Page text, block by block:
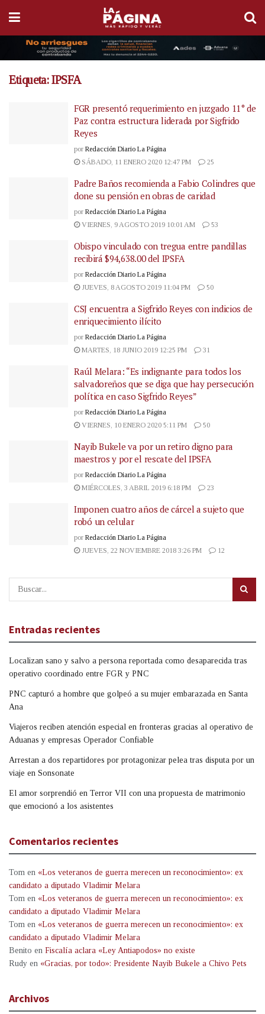
Etiqueta:IPSFA
FGR presentó requerimiento en juzgado 11° de
Paz contra estructura liderada por Sigfrido
Reyes
por Redacción Diario La Página
SÁBADO, 11 ENERO 2020 12:47 PM
25
Padre Baños recomienda a Fabio Colindres que
done su pensión en obras de caridad
por Redacción Diario La Página
VIERNES, 9 AGOSTO 2019 10:01 AM
53
Obispo vinculado con tregua entre pandillas
recibirá $94,638.00 del IPSFA
por Redacción Diario La Página
JUEVES, 8 AGOSTO 2019 11:04 PM
50
CSJ encuentra a Sigfrido Reyes con indicios de
enriquecimiento ilícito
por Redacción Diario La Página
MARTES, 18 JUNIO 2019 12:25 PM
31
Raúl Melara: “Es indignante para todos los
salvadoreños que se diga que hay persecución
política en caso Sigfrido Reyes”
por Redacción Diario La Página
VIERNES, 10 ENERO 2020 5:11 PM
50
Nayib Bukele va por un retiro digno para
maestros y por el rescate del IPSFA
por Redacción Diario La Página
MIÉRCOLES, 3 ABRIL 2019 6:18 PM
23
Imponen cuatro años de cárcel a sujeto que
robó un celular
por Redacción Diario La Página
JUEVES, 22 NOVIEMBRE 2018 3:26 PM
12
Entradas recientes
Localizan sano y salvo a persona reportada como desaparecida tras
operativo coordinado entre FGR y PNC
PNC capturó a hombre que golpeó a su mujer embarazada en Santa
Ana
Viajeros reciben atención especial en fronteras gracias al operativo de
Aduanas y empresas Operador Confiable
Arrestan a dos repartidores por protagonizar pelea tras disputa por un
viaje en Sonsonate
El amor sorprendió en Terror VII con una propuesta de matrimonio
que emocionó a los asistentes
Comentarios recientes
Tom en «Los veteranos de guerra merecen un reconocimiento»: ex
candidato a diputado Vladimir Melara
Tom en «Los veteranos de guerra merecen un reconocimiento»: ex
candidato a diputado Vladimir Melara
Tom en «Los veteranos de guerra merecen un reconocimiento»: ex
candidato a diputado Vladimir Melara
Benito en Fiscalía aclara «Ley Antiapodos» no existe
Rudy en «Gracias, por todo»: Presidente Nayib Bukele a Chivo Pets
Archivos